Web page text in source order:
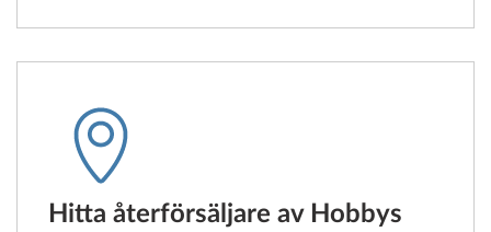
Hitta återförsäljare av Hobbys